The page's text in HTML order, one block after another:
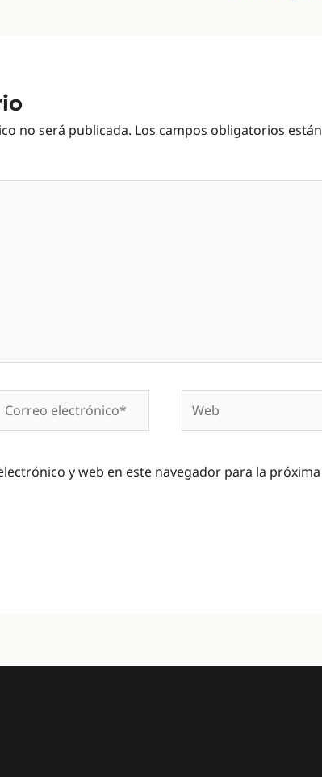
no será publicada. Los campos obligatorios están
electrónico*
y web en este navegador para la próxima